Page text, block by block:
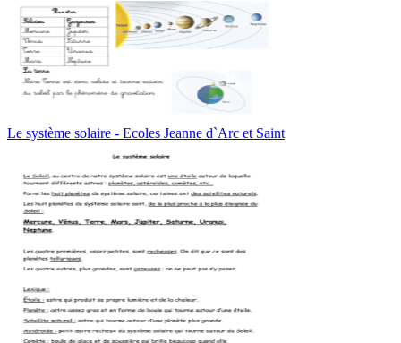
Le système solaire - Ecoles Jeanne d`Arc et Saint